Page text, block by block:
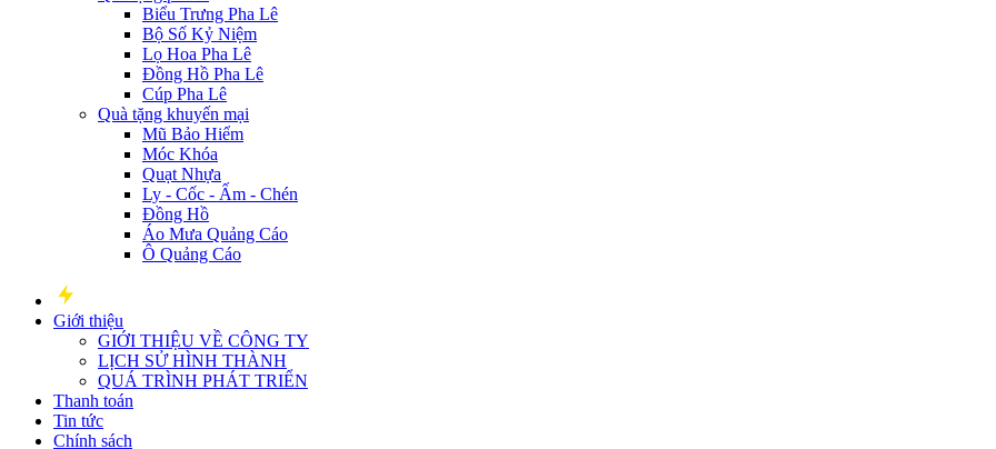
Biểu Trưng Pha Lê
Bộ Số Kỷ Niệm
Lọ Hoa Pha Lê
Đồng Hồ Pha Lê
Cúp Pha Lê
Quà tặng khuyến mại
Mũ Bảo Hiểm
Móc Khóa
Quạt Nhựa
Ly - Cốc - Ấm - Chén
Đồng Hồ
Áo Mưa Quảng Cáo
Ô Quảng Cáo
Giới thiệu
GIỚI THIỆU VỀ CÔNG TY
LỊCH SỬ HÌNH THÀNH
QUÁ TRÌNH PHÁT TRIỂN
Thanh toán
Tin tức
Chính sách